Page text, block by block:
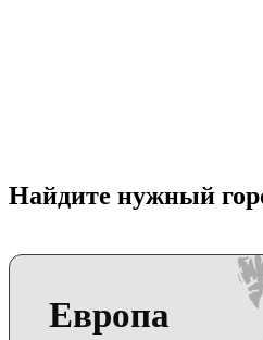
Найдите нужный
Европа